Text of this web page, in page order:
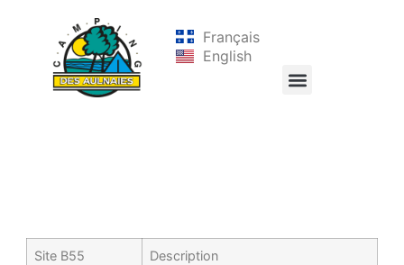
Français
English
Site B55 Description